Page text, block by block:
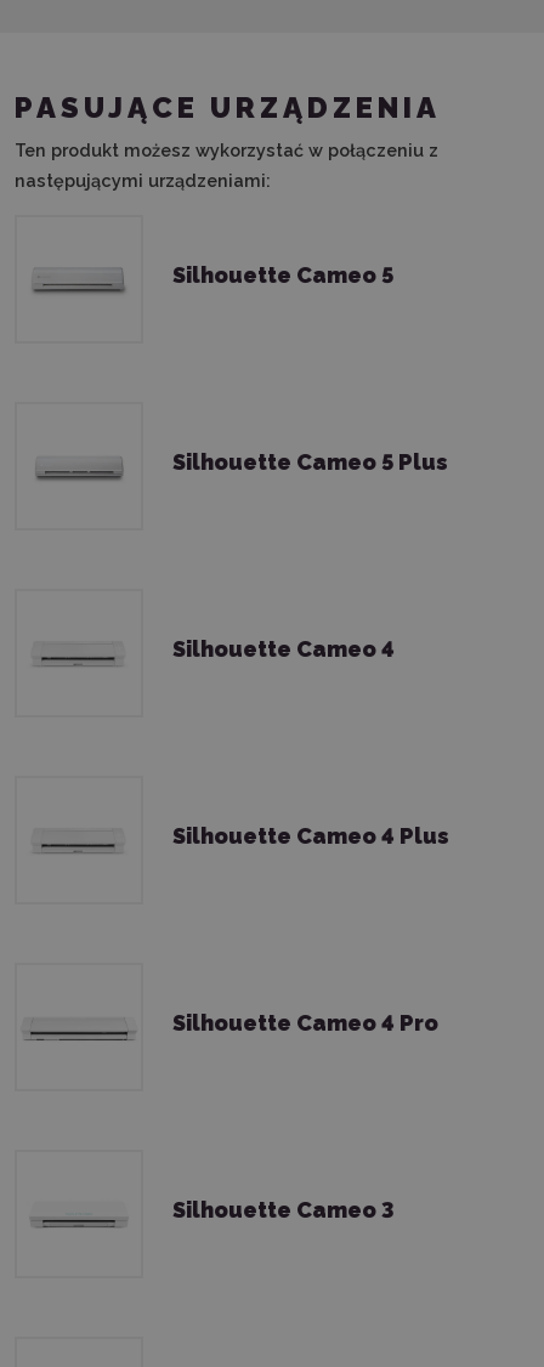
PASUJĄCE URZĄDZENIA
Ten produkt możesz wykorzystać w połączeniu z
następującymi urządzeniami:
Silhouette Cameo 5
Silhouette Cameo 5 Plus
Silhouette Cameo 4
Silhouette Cameo 4 Plus
Silhouette Cameo 4 Pro
Silhouette Cameo 3